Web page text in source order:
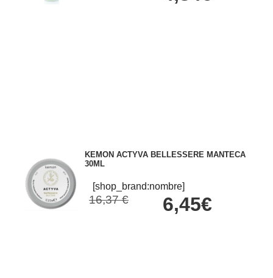
KEMON ACTYVA BELLESSERE MANTECA
30ML
[shop_brand:nombre]
16,37 € 6,45€